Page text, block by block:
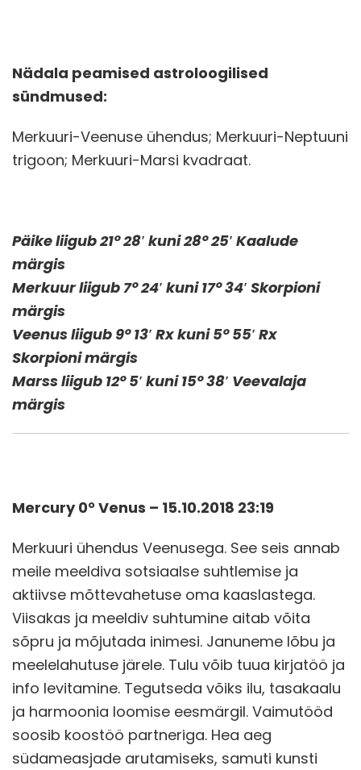
Nädala peamised astroloogilised
sündmused:
Merkuuri-Veenuse ühendus; Merkuuri-Neptuuni
trigoon; Merkuuri-Marsi kvadraat.
Päike liigub 21° 28′ kuni 28° 25′ Kaalude
märgis
Merkuur liigub 7° 24′ kuni 17° 34′ Skorpioni
märgis
Veenus liigub 9° 13′ Rx kuni 5° 55′ Rx
Skorpioni märgis
Marss liigub 12° 5′ kuni 15° 38′ Veevalaja
märgis
Mercury 0° Venus – 15.10.2018 23:19
Merkuuri ühendus Veenusega. See seis annab
meile meeldiva sotsiaalse suhtlemise ja
aktiivse mõttevahetuse oma kaaslastega.
Viisakas ja meeldiv suhtumine aitab võita
sõpru ja mõjutada inimesi. Januneme lõbu ja
meelelahutuse järele. Tulu võib tuua kirjatöö ja
info levitamine. Tegutseda võiks ilu, tasakaalu
ja harmoonia loomise eesmärgil. Vaimutööd
soosib koostöö partneriga. Hea aeg
südameasjade arutamiseks, samuti kunsti